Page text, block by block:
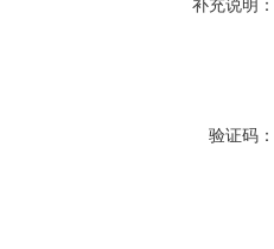
补充说明：
验证码：